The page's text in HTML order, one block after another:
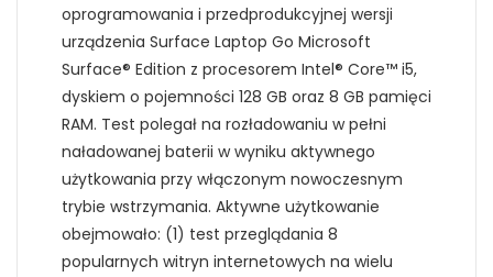
oprogramowania i przedprodukcyjnej wersji
urządzenia Surface Laptop Go Microsoft
Surface® Edition z procesorem Intel® Core™ i5,
dyskiem o pojemności 128 GB oraz 8 GB pamięci
RAM. Test polegał na rozładowaniu w pełni
naładowanej baterii w wyniku aktywnego
użytkowania przy włączonym nowoczesnym
trybie wstrzymania. Aktywne użytkowanie
obejmowało: (1) test przeglądania 8
popularnych witryn internetowych na wielu